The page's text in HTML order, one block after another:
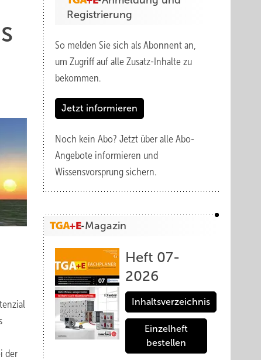
der
Registrierung
So melden Sie sich als Abonnent an,
um Zugriff auf alle Zusatz-Inhalte zu
bekommen.
Jetzt informieren
Noch kein Abo? Jetzt über alle Abo-
Angebote informieren und
Wissensvorsprung sichern.
Magazin
Heft 07-
2026
Inhaltsverzeichnis
Einzelheft
bestellen